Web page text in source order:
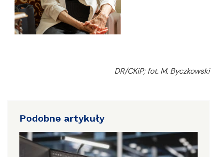
DR/CKiP; fot. M. Byczkowski
Podobne artykuły